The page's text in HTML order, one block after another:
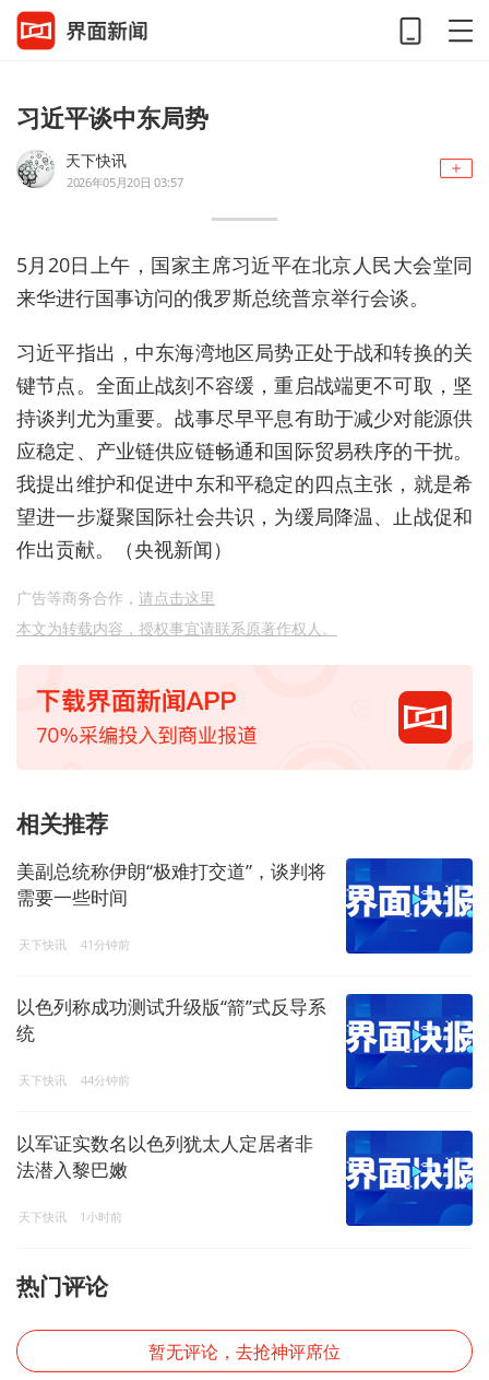
习近平谈中东局势
天下快讯
2026年05月20日 03:57
5月20日上午，国家主席习近平在北京人民大会堂同
来华进行国事访问的俄罗斯总统普京举行会谈。
习近平指出，中东海湾地区局势正处于战和转换的关
键节点。全面止战刻不容缓，重启战端更不可取，坚
持谈判尤为重要。战事尽早平息有助于减少对能源供
应稳定、产业链供应链畅通和国际贸易秩序的干扰。
我提出维护和促进中东和平稳定的四点主张，就是希
望进一步凝聚国际社会共识，为缓局降温、止战促和
作出贡献。（央视新闻）
广告等商务合作， 请点击这里
本文为转载内容，授权事宜请联系原著作权人。
相关推荐
美副总统称伊朗“极难打交道”，谈判将
需要一些时间
天下快讯 41分钟前
以色列称成功测试升级版“箭”式反导系
统
天下快讯 44分钟前
以军证实数名以色列犹太人定居者非
法潜入黎巴嫩
天下快讯 1小时前
热门评论
暂无评论，去抢神评席位